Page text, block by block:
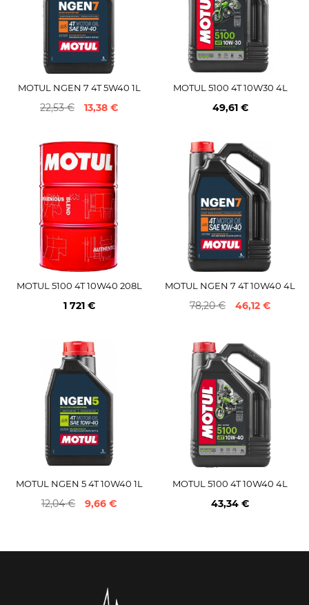
MOTUL NGEN 7 4T 5W40 1L
22,53 € 13,38 €
MOTUL 5100 4T 10W30 4L
49,61 €
MOTUL 5100 4T 10W40 208L
1 721 €
MOTUL NGEN 7 4T 10W40 4L
78,20 € 46,12 €
MOTUL NGEN 5 4T 10W40 1L
12,04 € 9,66 €
MOTUL 5100 4T 10W40 4L
43,34 €